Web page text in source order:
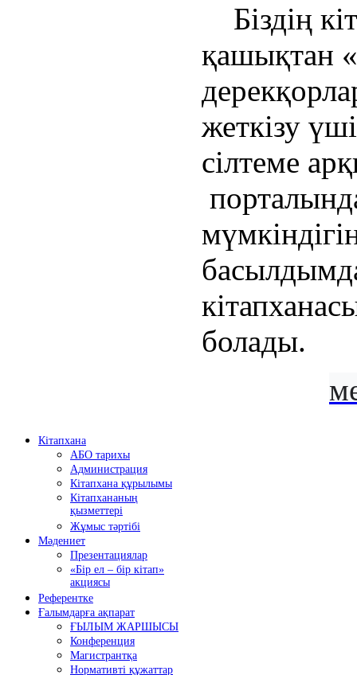
Біздің
қашықтан
жеткізу
сілтеме
болады.
Кітапхана
АБО тарихы
Администрация
Кітапхана құрылымы
Кітапхананың
қызметтері
Жұмыс тәртібі
Мәдениет
Презентациялар
«Бір ел – бір кітап»
акциясы
Референтке
Ғалымдарға ақпарат
ҒЫЛЫМ ЖАРШЫСЫ
Конференция
Магистрантқа
Нормативті құжаттар